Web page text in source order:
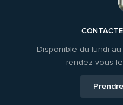
Disponible du lundi
rendez-vous